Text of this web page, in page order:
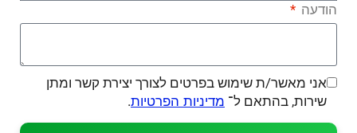
הודעה
אני מאשר/ת שימוש בפרטים לצורך יצירת קשר ומתן
שירות, בהתאם ל־ מדיניות הפרטיות.